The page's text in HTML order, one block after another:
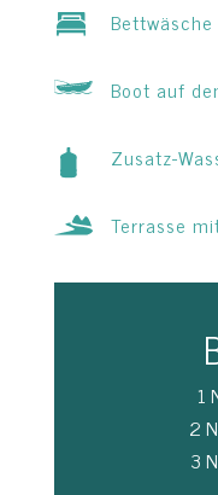
Boot auf
Zusatz-
Terrasse
1
2
3